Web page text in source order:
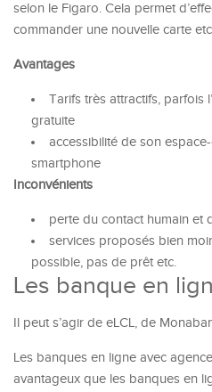
selon le Figaro. Cela permet
commander une nouvelle carte
Avantages
Tarifs très attractifs, parfois
gratuite
accessibilité de son
smartphone
Inconvénients
perte du contact humain et
services proposés bien
possible, pas de prêt etc.
Les banque en
Il peut s’agir de eLCL, de
Les banques en ligne avec
avantageux que les banques en